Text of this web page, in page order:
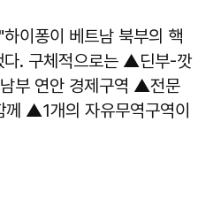
이퐁이 베트남 북부의 핵
다. 구체적으로는 ▲딘부-깟
부 연안 경제구역 ▲전문
▲1개의 자유무역구역이